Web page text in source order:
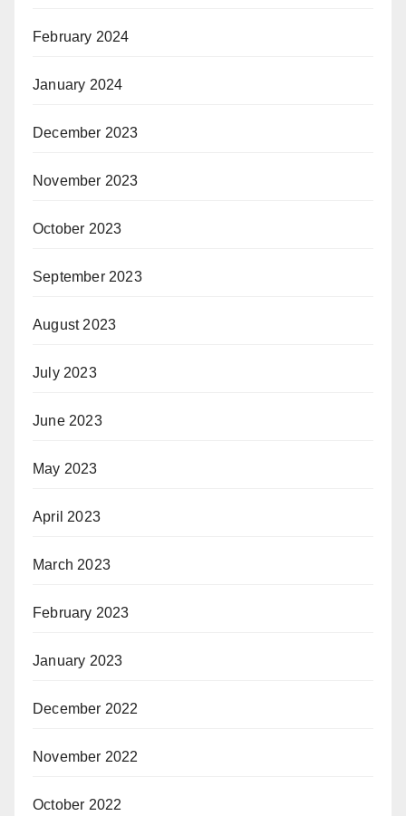
February 2024
January 2024
December 2023
November 2023
October 2023
September 2023
August 2023
July 2023
June 2023
May 2023
April 2023
March 2023
February 2023
January 2023
December 2022
November 2022
October 2022